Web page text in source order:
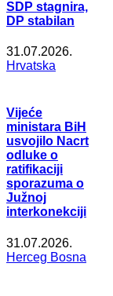
SDP stagnira,
DP stabilan
31.07.2026.
Hrvatska
Vijeće
ministara BiH
usvojilo Nacrt
odluke o
ratifikaciji
sporazuma o
Južnoj
interkonekciji
31.07.2026.
Herceg Bosna